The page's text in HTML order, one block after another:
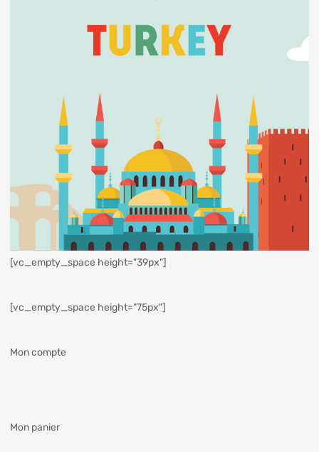
[vc_empty_space height="39px"]
[vc_empty_space height="75px"]
Mon compte
Mon panier